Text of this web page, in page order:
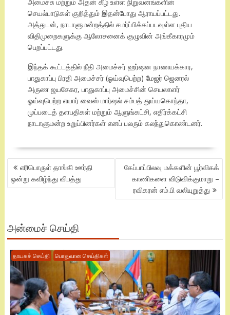
செயல்பாடுகள் குறித்தும் இதன்போது ஆராயப்பட்டது.
அத்துடன், நாடாளுமன்றத்தில் சமர்ப்பிக்கப்படவுள்ள புதிய
விதிமுறைகளுக்கு ஆலோசனைக் குழுவின் அங்கீகாரமும்
பெறப்பட்டது.
இந்தக் கூட்டத்தில் நீதி அமைச்சர் ஹர்ஷன நாணயக்கார,
பாதுகாப்பு பிரதி அமைச்சர் (ஓய்வுபெற்ற) மேஜர் ஜெனரல்
அருண ஜயசேகர, பாதுகாப்பு அமைச்சின் செயலாளர்
ஓய்வுபெற்ற எயார் வைஸ் மார்ஷல் சம்பத் துய்யகொந்தா,
முப்படைத் தளபதிகள் மற்றும் ஆளுங்கட்சி, எதிர்க்கட்சி
நாடாளுமன்ற உறுப்பினர்கள் எனப் பலரும் கலந்துகொண்டனர்.
POST
NAVIGATION
எரிபொருள் தாங்கி ஊர்தி
ஒன்று கவிழ்ந்து விபத்து
கேப்பாப்பிலவு மக்களின் பூர்விகக்
காணிகளை விடுவிக்குமாறு –
ரவிகரன் எம்.பி வலியுறுத்து
அன்மைச் செய்தி
தாயகச் செய்தி பொதுவான செய்திகள்